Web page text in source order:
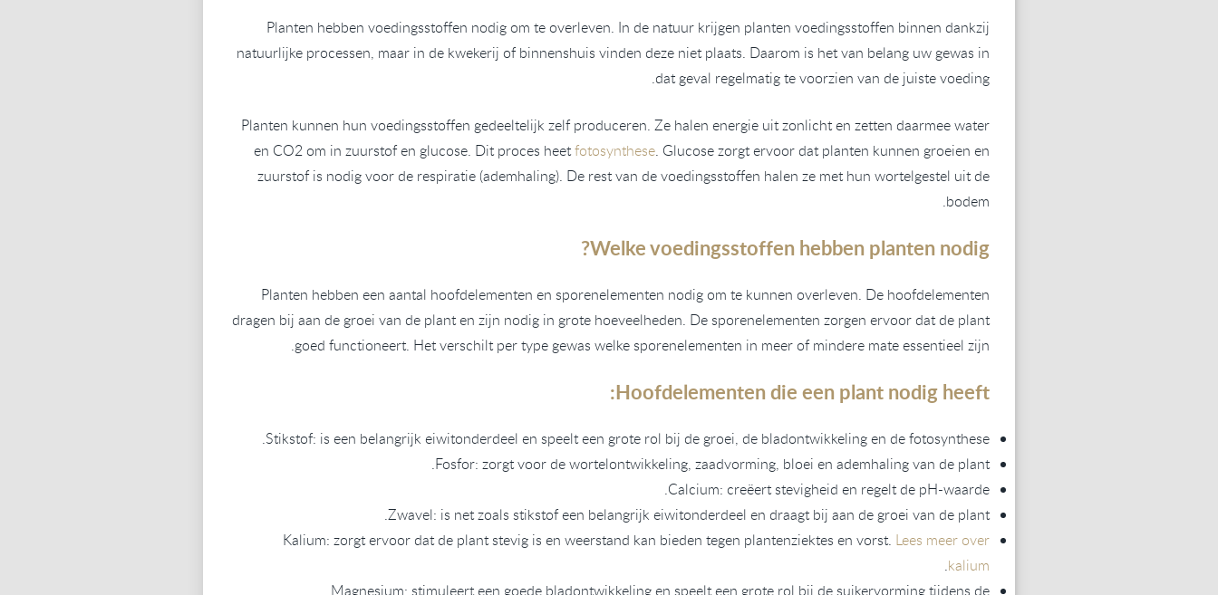
Planten hebben voedingsstoffen nodig om te overleven. In de natuur krijgen planten voedingsstoffen binnen dankzij
natuurlijke processen, maar in de kwekerij of binnenshuis vinden deze niet plaats. Daarom is het van belang uw gewas in
dat geval regelmatig te voorzien van de juiste voeding.
Planten kunnen hun voedingsstoffen gedeeltelijk zelf produceren. Ze halen energie uit zonlicht en zetten daarmee water
en CO2 om in zuurstof en glucose. Dit proces heetfotosynthese. Glucose zorgt ervoor dat planten kunnen groeien en
zuurstof is nodig voor de respiratie (ademhaling). De rest van de voedingsstoffen halen ze met hun wortelgestel uit de
bodem.
Welke voedingsstoffen hebben planten nodig?
Planten hebben een aantal hoofdelementen en sporenelementen nodig om te kunnen overleven. De hoofdelementen
dragen bij aan de groei van de plant en zijn nodig in grote hoeveelheden. De sporenelementen zorgen ervoor dat de plant
goed functioneert. Het verschilt per type gewas welke sporenelementen in meer of mindere mate essentieel zijn.
Hoofdelementen die een plant nodig heeft:
Stikstof: is een belangrijk eiwitonderdeel en speelt een grote rol bij de groei, de bladontwikkeling en de fotosynthese.
Fosfor: zorgt voor de wortelontwikkeling, zaadvorming, bloei en ademhaling van de plant.
Calcium: creëert stevigheid en regelt de pH-waarde.
Zwavel: is net zoals stikstof een belangrijk eiwitonderdeel en draagt bij aan de groei van de plant.
Kalium: zorgt ervoor dat de plant stevig is en weerstand kan bieden tegen plantenziektes en vorst. Lees meer over
kalium
.
Magnesium: stimuleert een goede bladontwikkeling en speelt een grote rol bij de suikervorming tijdens de